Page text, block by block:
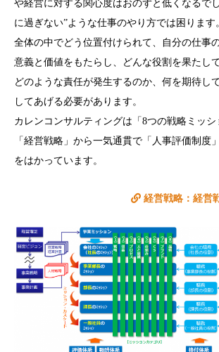
や経営に対する関心度はおのずと低くなるで
に過ぎない”ような仕事のやり方では困りま
全体の中でどう位置付けられて、自分の仕事
意義と価値をもたらし、どんな役割を果たし
どのような責任が発生するのか、何を期待し
してあげる必要があります。
カレンコンサルティングは「8つの戦略ミッシ
「経営戦略」から一気通貫で「人事評価制度
をはかっています。
経営戦略：経営